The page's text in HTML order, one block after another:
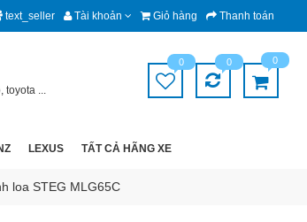
text_seller Tài khoản Giỏ hàng Thanh toán
,toyota ...
0 0 0
LEXUS TẤT CẢ HÃNG XE
loa STEG MLG65C